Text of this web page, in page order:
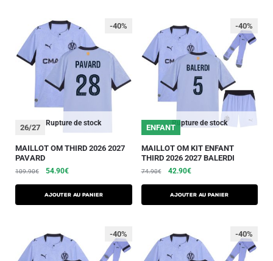
Rupture de stock
26/27
-40%
MAILLOT OM THIRD 2026 2027
PAVARD
109.90€ 54.90€
AJOUTER AU PANIER
Rupture de stock
ENFANT
-40%
MAILLOT OM KIT ENFANT
THIRD 2026 2027 BALERDI
74.90€ 42.90€
AJOUTER AU PANIER
-40% -40%